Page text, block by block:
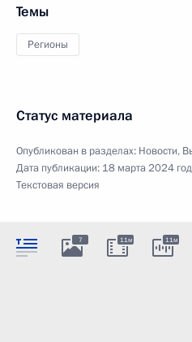
Темы
Регионы
Статус материала
Опубликован в разделах: Новости,
Дата публикации: 18 марта 2024
Текстовая версия
7 11м 11м